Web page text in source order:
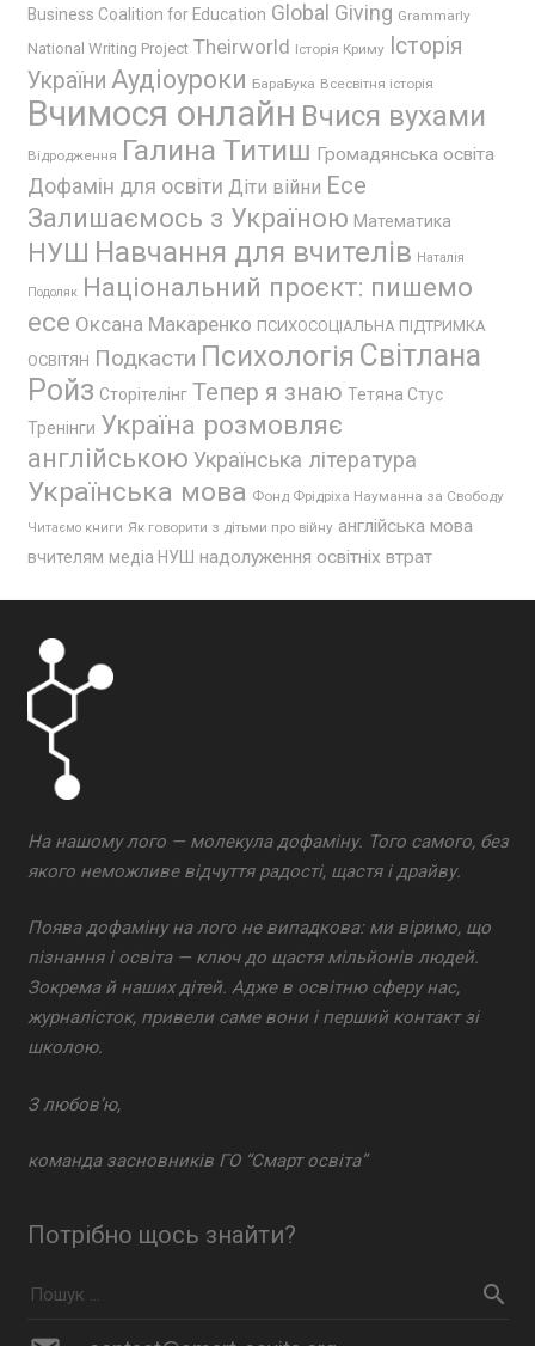
Business Coalition for Education Global Giving Grammarly
National Writing Project Theirworld Історія Криму
Історія
України Аудіоуроки БараБука Всесвітня історія
Вчимося онлайн Вчися вухами
Відродження Галина Титиш Громадянська освіта
Дофамін для освіти Діти війни Есе
Залишаємось з Україною Математика
НУШ Навчання для вчителів Наталія
Подоляк Національний проєкт: пишемо
есе Оксана Макаренко ПСИХОСОЦІАЛЬНА ПІДТРИМКА
ОСВІТЯН Подкасти Психологія Світлана
Ройз Сторітелінг Тепер я знаю Тетяна Стус
Тренінги Україна розмовляє
англійською Українська література
Українська мова Фонд Фрідріха Науманна за Свободу
Читаємо книги Як говорити з дітьми про війну англійська мова
вчителям медіа НУШ надолуження освітніх втрат
На нашому лого — молекула дофаміну. Того самого, без
якого неможливе відчуття радості, щастя і драйву.
Поява дофаміну на лого не випадкова: ми віримо, що
пізнання і освіта — ключ до щастя мільйонів людей.
Зокрема й наших дітей. Адже в освітню сферу нас,
журналісток, привели саме вони і перший контакт зі
школою.
З любов’ю,
команда засновників ГО “Смарт освіта”
Потрібно щось знайти?